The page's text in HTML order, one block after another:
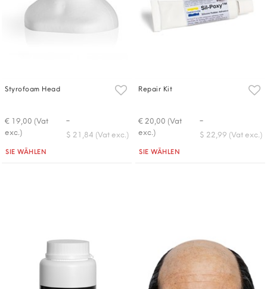
Styrofoam Head
€ 19,00 (Vat
exc.)
-
$ 21,84 (Vat exc.)
Quantità
SIE WÄHLEN
Repair Kit
€ 20,00 (Vat
exc.)
-
$ 22,99 (Vat exc.)
Quantità
SIE WÄHLEN